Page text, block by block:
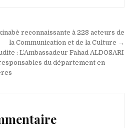
reconnaissante à 228 acteurs de
la Communication et de la Culture →
: L’Ambassadeur Fahad ALDOSARI
du département en